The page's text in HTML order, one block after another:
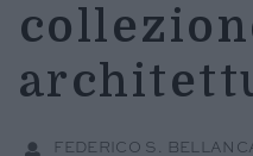
FEDERICO S.